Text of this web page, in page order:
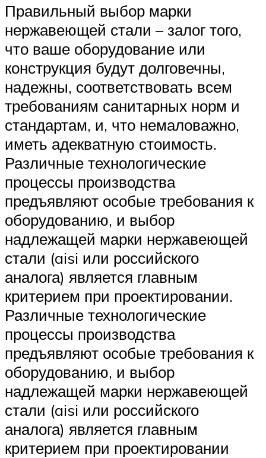
Правильный выбор марки
нержавеющей стали – залог того,
что ваше оборудование или
конструкция будут долговечны,
надежны, соответствовать всем
требованиям санитарных норм и
стандартам, и, что немаловажно,
иметь адекватную стоимость.
Различные технологические
процессы производства
предъявляют особые требования к
оборудованию, и выбор
надлежащей марки нержавеющей
стали (aisi или российского
аналога) является главным
критерием при проектировании.
Различные технологические
процессы производства
предъявляют особые требования к
оборудованию, и выбор
надлежащей марки нержавеющей
стали (aisi или российского
аналога) является главным
критерием при проектировании